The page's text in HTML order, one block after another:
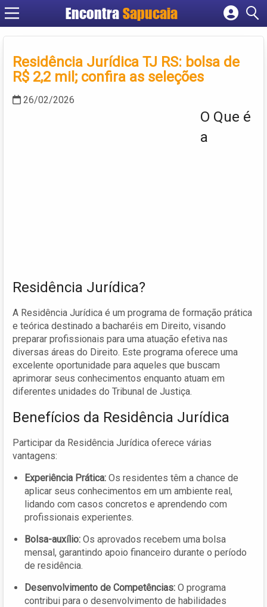
Encontra
Cadastrar empresa
Criar conta
Residência Jurídica TJ RS: bolsa de
R$ 2,2 mil; confira as seleções
26/02/2026
O Que é
a
Residência Jurídica?
A Residência Jurídica é um programa de formação prática
e teórica destinado a bacharéis em Direito, visando
preparar profissionais para uma atuação efetiva nas
diversas áreas do Direito. Este programa oferece uma
excelente oportunidade para aqueles que buscam
aprimorar seus conhecimentos enquanto atuam em
diferentes unidades do Tribunal de Justiça.
Benefícios da Residência Jurídica
Participar da Residência Jurídica oferece várias
vantagens:
Experiência Prática: Os residentes têm a chance de
aplicar seus conhecimentos em um ambiente real,
lidando com casos concretos e aprendendo com
profissionais experientes.
Bolsa-auxílio: Os aprovados recebem uma bolsa
mensal, garantindo apoio financeiro durante o período
de residência.
Desenvolvimento de Competências: O programa
contribui para o desenvolvimento de habilidades